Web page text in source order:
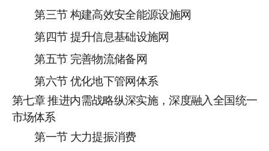
第三节 构建高效安全能源设施网
第四节 提升信息基础设施网
第五节 完善物流储备网
第六节 优化地下管网体系
第七章 推进内需战略纵深实施，深度融入全国统一
市场体系
第一节 大力提振消费